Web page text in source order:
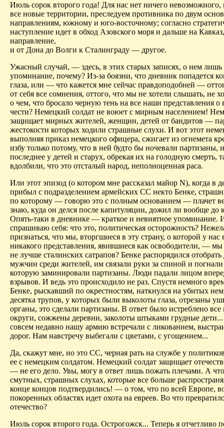
Июль сорок второго года! Для нас нет ничего
все новые территории, преследуем противника по двум
направлениям, южному и юго-восточному; согласно
наступление идет в обход Азовского моря и дальше на
направление,
и от Дона до Волги к Сталинграду — другое.
Ужасный случай, — здесь, в этих старых записях, о нем лишь
упоминание, почему? Из-за боязни, что дневник попадется
глаза, или — что кажется мне сейчас правдоподобней —
от себя все сомнения, оттого, что мы не хотели слышать, не
о чем, что бросало черную тень на все наши представления о
чести? Немецкий солдат не воюет с мирным населением!
защищает мирных жителей, женщин, детей от бандитов —
жестокости которых ходили страшные слухи. И вот этот
выполняя приказ немецкого офицера, сжигает из огнемета
избу только потому, что в ней будто бы ночевали партизаны,
последнее у детей и старух, обрекая их на голодную смерть,
вдолбили, что это отсталый народ, неполноценная раса.
Или этот эпизод (о котором мне рассказал майор N), когда в
прибыл с подразделением армейских СС некто Бенке,
по которому — говорю это с полным основанием — плачет
знаю, куда он делся после капитуляции, дожил ли вообще до
Опять-таки в дневнике — краткое и невнятное упоминание.
спрашиваю себя: что это, политическая осторожность?
признаться, что мы, вторгшиеся в эту страну, о которой у нас
никакого представления, явившиеся как освободители, — мы
не лучше сталинских сатрапов? Бенке распорядился отобрать
мужчин среди жителей, им связали руки за спиной и погнали
которую заминировали партизаны. Люди падали лицом
взрывов. И ведь это происходило не раз. Спустя немного
Бенке, рыскавший по окрестностям, наткнулся на убитых
десятка трупов, у которых были выколоты глаза, отрезаны
органы, это сделали партизаны. В ответ было истреблено все
округи, сожжены деревни, заколоты штыками грудные
совсем недавно нашу армию встречали с ликованием,
дорог. Нам навстречу выбегали с цветами, с угощением...
Да, скажут мне, но это СС, черная рать на службе у
ее с немецким солдатом. Немецкий солдат защищает
— не его дело. Увы, могу в ответ лишь пожать плечами. А что
смутных, страшных слухах, которые все больше
конце концов подтвердились! — о том, что по всей Европе,
покоренных областях идет охота на евреев. Во что
отечество?
Июль сорок второго года. Острогожск... Теперь я отчетливо